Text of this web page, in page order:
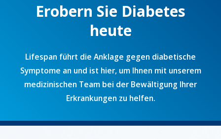
Erobern Sie Diabetes
heute
Lifespan führt die Anklage gegen diabetische
Symptome an und ist hier, um Ihnen mit unserem
medizinischen Team bei der Bewältigung Ihrer
Erkrankungen zu helfen.